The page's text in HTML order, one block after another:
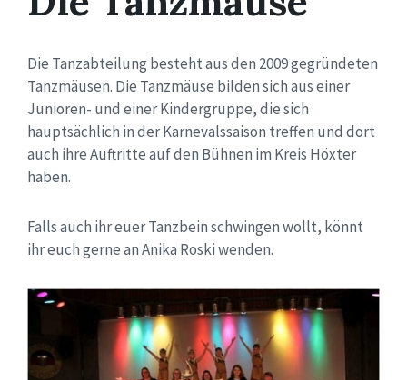
Die Tanzabteilung besteht aus den 2009 gegründeten
Tanzmäusen. Die Tanzmäuse bilden sich aus einer
Junioren- und einer Kindergruppe, die sich
hauptsächlich in der Karnevalssaison treffen und dort
auch ihre Auftritte auf den Bühnen im Kreis Höxter
haben.
Falls auch ihr euer Tanzbein schwingen wollt, könnt
ihr euch gerne an Anika Roski wenden.